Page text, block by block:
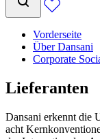
Vorderseite
Über Dansani
Corporate
Lieferanten
Dansani erkennt die
acht